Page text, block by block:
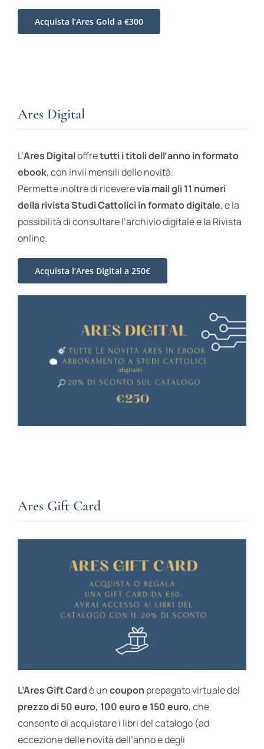
Acquista l’Ares Gold a €300
Ares Digital
L’Ares Digitaloffretutti i titoli dell’anno in formato
ebook, con invii mensili delle novità.
Permette inoltre di riceverevia mail gli 11 numeri
della rivista Studi Cattolici in formato digitale, e la
possibilità di consultare l’archivio digitale e la Rivista
online.
Acquista l’Ares Digital a 250€
Ares Gift Card
L’Ares Gift Cardè uncoupon prepagato virtuale del
prezzo di 50 euro, 100 euro e 150 euro, che
consente di acquistare i libri del catalogo (ad
eccezione delle novità dell’anno e degli